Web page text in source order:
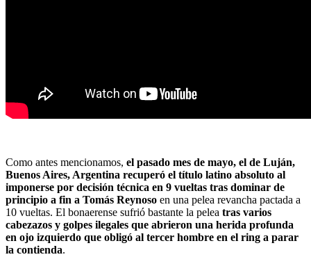
Como antes mencionamos, el pasado mes de mayo, el de Luján,
Buenos Aires, Argentina recuperó el título latino absoluto al
imponerse por decisión técnica en 9 vueltas tras dominar de
principio a fin a Tomás Reynoso en una pelea revancha pactada a
10 vueltas. El bonaerense sufrió bastante la pelea tras varios
cabezazos y golpes ilegales que abrieron una herida profunda
en ojo izquierdo que obligó al tercer hombre en el ring a parar
la contienda.